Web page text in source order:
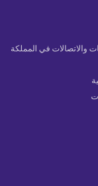
والاتصالات في المملكة